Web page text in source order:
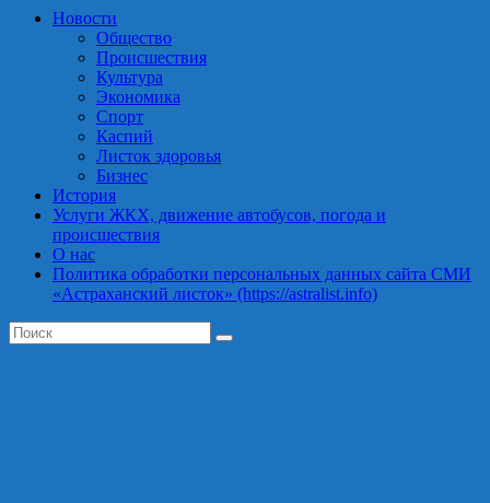
Новости
Общество
Происшествия
Культура
Экономика
Спорт
Каспий
Листок здоровья
Бизнес
История
Услуги ЖКХ, движение автобусов, погода и
происшествия
О нас
Политика обработки персональных данных сайта СМИ
«Астраханский листок» (https://astralist.info)